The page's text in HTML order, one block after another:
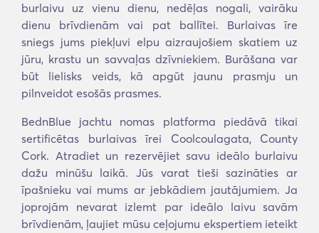
burlaivu uz vienu dienu, nedēļas nogali, vairāku
dienu brīvdienām vai pat ballītei. Burlaivas īre
sniegs jums piekļuvi elpu aizraujošiem skatiem uz
jūru, krastu un savvaļas dzīvniekiem. Burāšana var
būt lielisks veids, kā apgūt jaunu prasmju un
pilnveidot esošās prasmes.
BednBlue jachtu nomas platforma piedāvā tikai
sertificētas burlaivas īrei Coolcoulagata, County
Cork. Atradiet un rezervējiet savu ideālo burlaivu
dažu minūšu laikā. Jūs varat tieši sazināties ar
īpašnieku vai mums ar jebkādiem jautājumiem. Ja
joprojām nevarat izlemt par ideālo laivu savām
brīvdienām, ļaujiet mūsu ceļojumu ekspertiem ieteikt